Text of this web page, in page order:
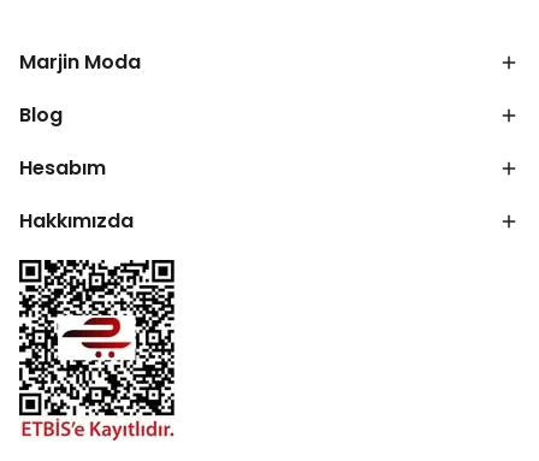
Marjin Moda
Blog
Hesabım
Hakkımızda